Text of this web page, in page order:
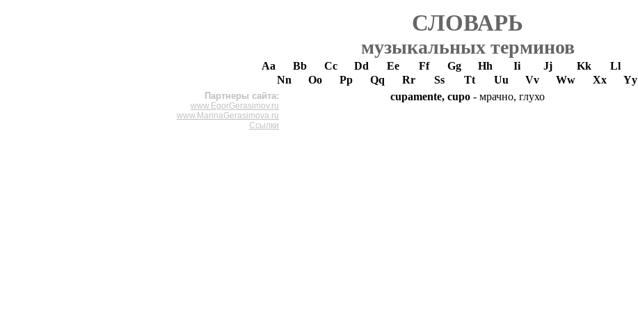
СЛОВАРЬ
музыкальных терминов
Aa Bb Cc Dd Ee Ff Gg Hh Ii Jj Kk Ll
Nn
Oo Pp Qq Rr Ss Tt Uu Vv Ww Xx Yy
Партнеры сайта:
www.EgorGerasimov.ru
www.MarinaGerasimova.ru
Ссылки
cupamente, cupo - мрачно, глухо